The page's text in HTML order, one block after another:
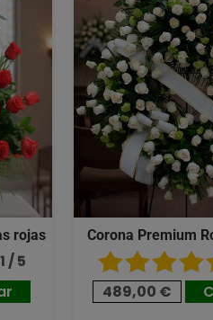
rojas
/ 5
Corona Premium
489,00 €